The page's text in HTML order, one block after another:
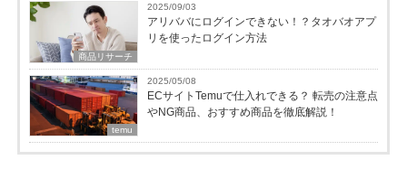
商品リサーチ
2025/09/03
アリババにログインできない！？タオバオアプ
リを使ったログイン方法
temu
2025/05/08
ECサイトTemuで仕入れできる？ 転売の注意点
やNG商品、おすすめ商品を徹底解説！